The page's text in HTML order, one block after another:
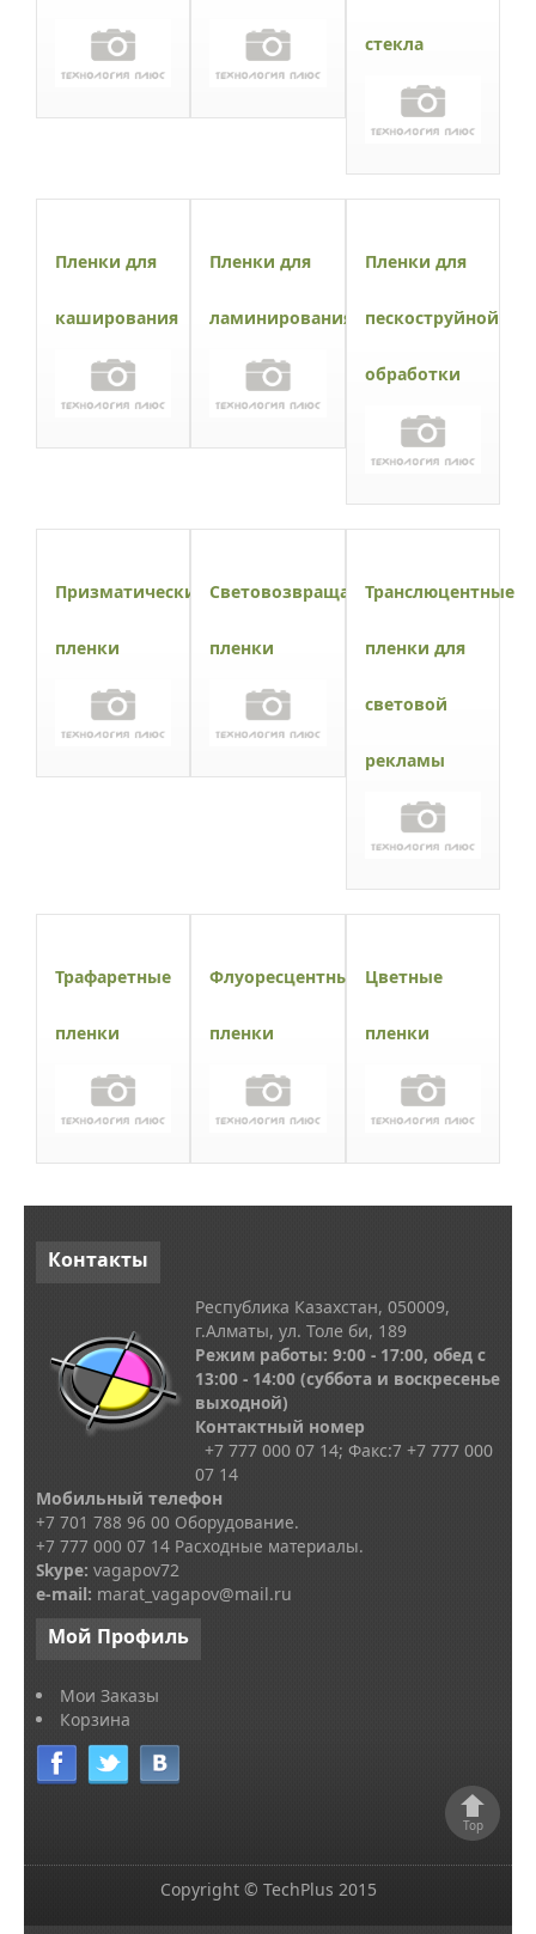
стекла
Пленки для
каширования
Пленки для
ламинирования
Пленки для
пескоструйной
обработки
Призматические
пленки
Световозвращающие
пленки
Транслюцентные
пленки для
световой
рекламы
Трафаретные
пленки
Флуоресцентные
пленки
Цветные
пленки
Контакты
Республика Казахстан, 050009,
г.Алматы, ул. Толе би, 189
Режим работы: 9:00 - 17:00, обед с
13:00 - 14:00 (суббота и воскресенье
выходной)
Контактный номер
+7 777 000 07 14; Факс:7 +7 777 000
07 14
Мобильный телефон
+7 701 788 96 00 Оборудование.
+7 777 000 07 14 Расходные материалы.
Skype: vagapov72
e-mail: marat_vagapov@mail.ru
Мой Профиль
Мои Заказы
Корзина
Top
Copyright © TechPlus 2015